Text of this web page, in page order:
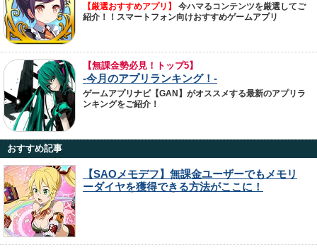
【厳選おすすめアプリ】
今ハマるコンテンツを厳選してご
紹介！！スマートフォン向けおすすめゲームアプリ
【無課金勢必見！トップ5】
-今月のアプリランキング！-
ゲームアプリナビ【GAN】がオススメする最新のアプリラ
ンキングをご紹介！
おすすめ記事
【SAOメモデフ】無課金ユーザーでもメモリ
ーダイヤを獲得できる方法がここに！